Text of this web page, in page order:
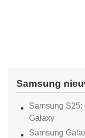
Samsung
Samsung S25:
Galaxy
Samsung